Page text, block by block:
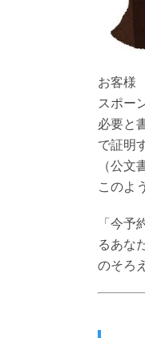
お客様
スポー
必要と
で証明
（公文
このよ
「今
るあな
のそろ